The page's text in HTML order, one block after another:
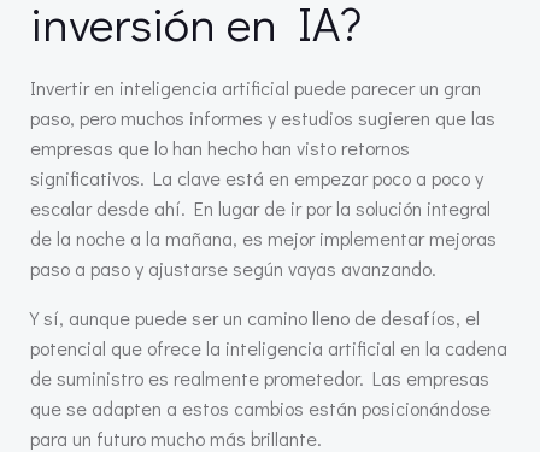
inversión en IA?
Invertir en inteligencia artificial puede parecer un gran
paso, pero muchos informes y estudios sugieren que las
empresas que lo han hecho han visto retornos
significativos. La clave está en empezar poco a poco y
escalar desde ahí. En lugar de ir por la solución integral
de la noche a la mañana, es mejor implementar mejoras
paso a paso y ajustarse según vayas avanzando.
Y sí, aunque puede ser un camino lleno de desafíos, el
potencial que ofrece la inteligencia artificial en la cadena
de suministro es realmente prometedor. Las empresas
que se adapten a estos cambios están posicionándose
para un futuro mucho más brillante.